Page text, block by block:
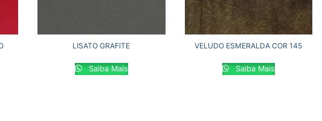
LISATO GRAFITE
Saiba Mais
VELUDO ESMERALDA COR 145
Saiba Mais